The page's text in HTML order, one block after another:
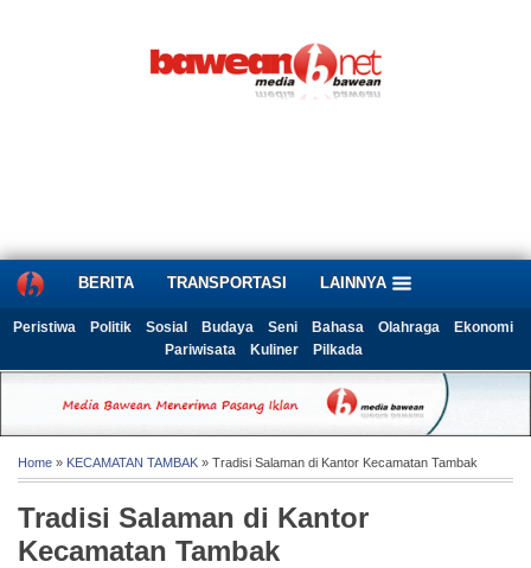
BERITA TRANSPORTASI LAINNYA
Peristiwa Politik Sosial Budaya Seni Bahasa Olahraga
Ekonomi
Pariwisata
Kuliner Pilkada
Home » KECAMATAN TAMBAK » Tradisi Salaman di Kantor Kecamatan Tambak
Tradisi Salaman di Kantor
Kecamatan Tambak